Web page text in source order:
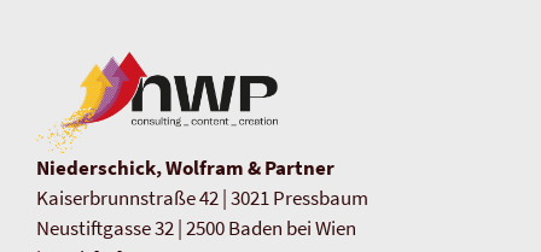
Niederschick, Wolfram & Partner
Kaiserbrunnstraße 42 | 3021 Pressbaum
Neustiftgasse 32 | 2500 Baden bei Wien